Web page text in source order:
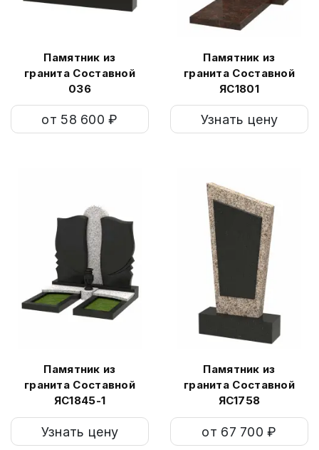
Памятник из
гранита Составной
036
от 58 600 ₽
Памятник из
гранита Составной
ЯС1801
Узнать цену
Памятник из
гранита Составной
ЯС1845-1
Узнать цену
Памятник из
гранита Составной
ЯС1758
от 67 700 ₽